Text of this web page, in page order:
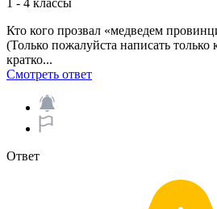
1 - 4 классы
Кто кого прозвал «медведем
(Только пожалуйста написать только
кратко...
Смотреть ответ
Ответ